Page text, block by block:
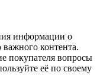
информации о
важного контента.
покупателя вопросы
её по своему